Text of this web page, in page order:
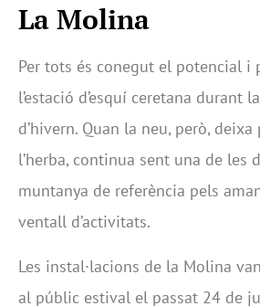
La Molina
Per tots és conegut el potencial i
l’estació d’esquí ceretana durant
d’hivern. Quan la neu, però,
l’herba, continua sent una de les
muntanya de referència pels
ventall d’activitats.
Les instal·lacions de la Molina
al públic estival el passat 24 de